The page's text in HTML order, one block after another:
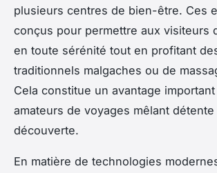
plusieurs centres de bien-être. Ces
conçus pour permettre aux visiteurs
en toute sérénité tout en profitant
traditionnels malgaches ou de
Cela constitue un avantage
amateurs de voyages mêlant détente
découverte.
En matière de technologies